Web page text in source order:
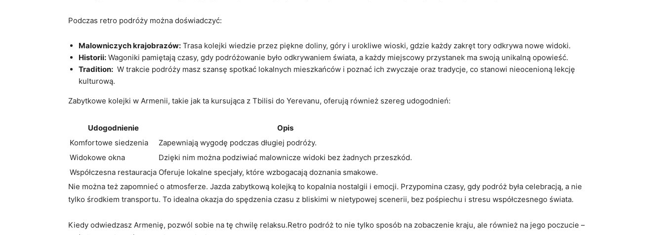
Podczas retro podróży można doświadczyć:
Malowniczych krajobrazów: Trasa kolejki wiedzie przez piękne doliny,⁢ góry i urokliwe wioski, gdzie każdy zakręt tory odkrywa nowe widoki.
Historii: Wagoniki⁢ pamiętają‍ czasy, gdy‌ podróżowanie było odkrywaniem ⁣świata, a każdy miejscowy przystanek ma⁤ swoją unikalną opowieść.
Tradition: ‌ W ‌trakcie podróży masz szansę ⁢spotkać lokalnych mieszkańców‌ i poznać ich​ zwyczaje⁢ oraz tradycje, co stanowi nieocenioną ‌lekcję‍
kulturową.
Zabytkowe kolejki w Armenii, takie jak ta ‌kursująca z Tbilisi do Yerevanu, oferują​ również szereg udogodnień:
Udogodnienie
Opis
Komfortowe siedzenia
Zapewniają wygodę podczas długiej podróży.
Widokowe okna
Dzięki ​nim‍ można podziwiać malownicze ⁣widoki bez‌ żadnych przeszkód.
Współczesna restauracja Oferuje lokalne specjały, które​ wzbogacają doznania smakowe.
Nie można też⁢ zapomnieć o atmosferze. Jazda zabytkową kolejką ⁣to kopalnia nostalgii⁤ i emocji. Przypomina czasy,​ gdy podróż była celebracją, a nie
tylko⁢ środkiem transportu. To idealna okazja⁣ do spędzenia ⁤czasu⁢ z bliskimi w nietypowej scenerii, bez pośpiechu i stresu współczesnego świata.
Kiedy odwiedzasz Armenię, pozwól sobie‍ na tę chwilę relaksu.Retro podróż to nie tylko sposób na zobaczenie ​kraju, ale również na jego poczucie –